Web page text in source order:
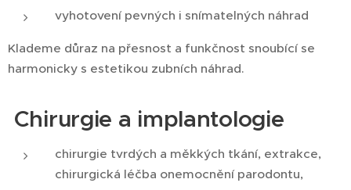
vyhotovení pevných i snímatelných náhrad
Klademe důraz na přesnost a funkčnost snoubící se
harmonicky s estetikou zubních náhrad.
Chirurgie a implantologie
chirurgie tvrdých a měkkých tkání, extrakce,
chirurgická léčba onemocnění parodontu,